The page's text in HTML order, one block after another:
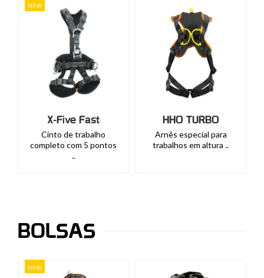
NEW
X-Five Fast
Cinto de trabalho
completo com 5 pontos
..
HHO TURBO
Arnês especial para
trabalhos em altura ..
BOLSAS
NEW